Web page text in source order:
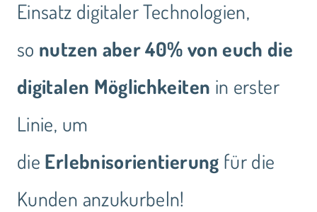
Einsatz digitaler Technologien,
so nutzen aber 40% von euch die
digitalen Möglichkeiten in erster
Linie, um
die Erlebnisorientierung für die
Kunden anzukurbeln!